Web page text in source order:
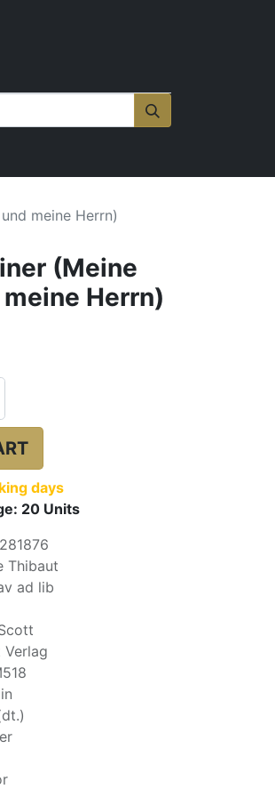
meine Herrn)
(Meine
Herrn)
days
20 Units
281876
Thibaut
ad lib
Verlag